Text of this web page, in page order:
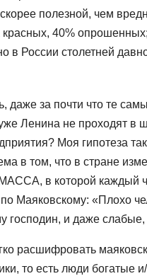
полезной, чем
40%
в России столетней
даже за почти что те
Ленина не проходят в
Моя гипотеза
в том, что в стране
в которой каждый
Маяковскому: «Плохо
господин, и даже слабые,
расшифровать
то есть люди богатые